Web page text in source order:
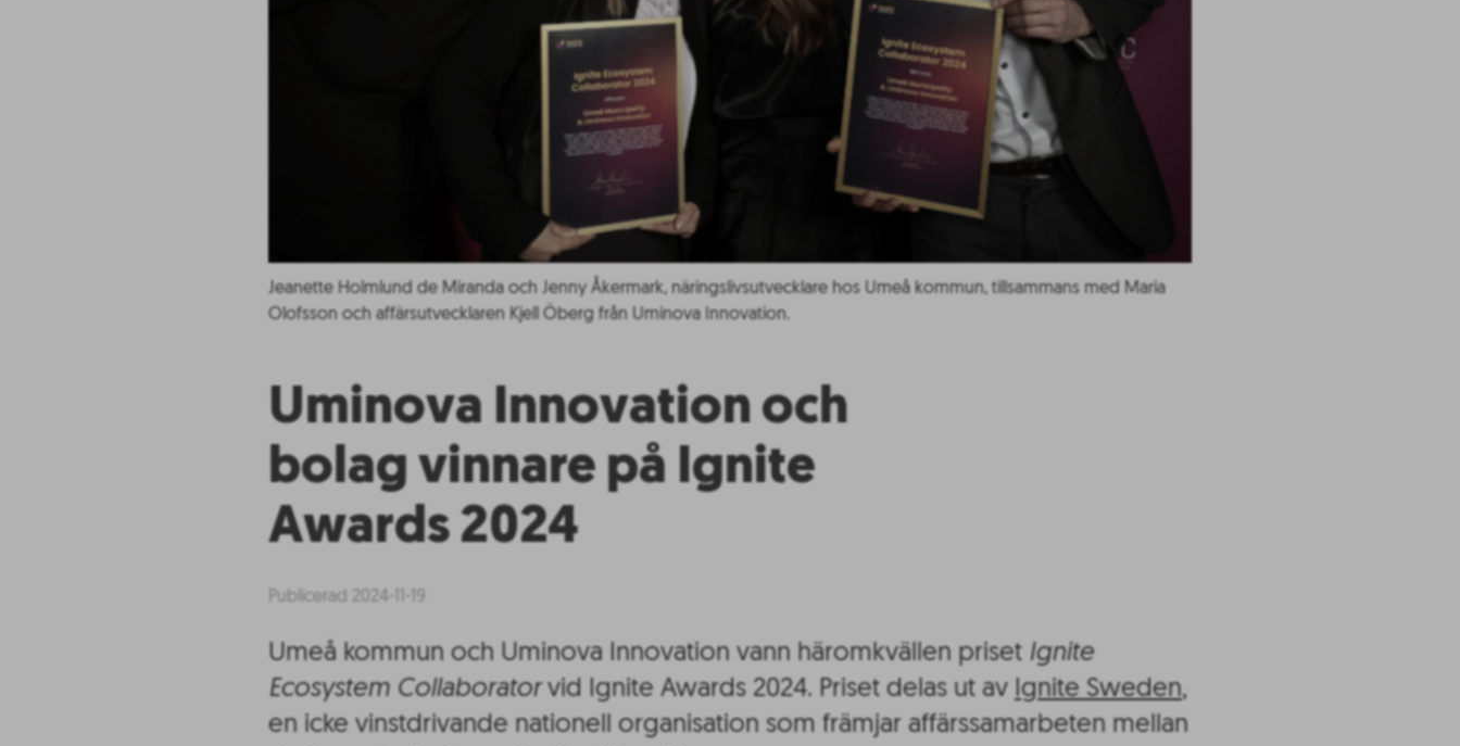
Jeanette Holmlund de Miranda och Jenny Åkermark, näringslivsutvecklare hos Umeå kommun, tillsammans med Maria
Olofsson och affärsutvecklaren Kjell Öberg från Uminova Innovation.
Uminova Innovation och
bolag vinnare på Ignite
Awards 2024
Publicerad 2024-11-19
Umeå kommun och Uminova Innovation vann häromkvällen priset Ignite
Ecosystem Collaboratorvid Ignite Awards 2024. Priset delas ut av Ignite Sweden,
en icke vinstdrivande nationell organisation som främjar affärssamarbeten mellan